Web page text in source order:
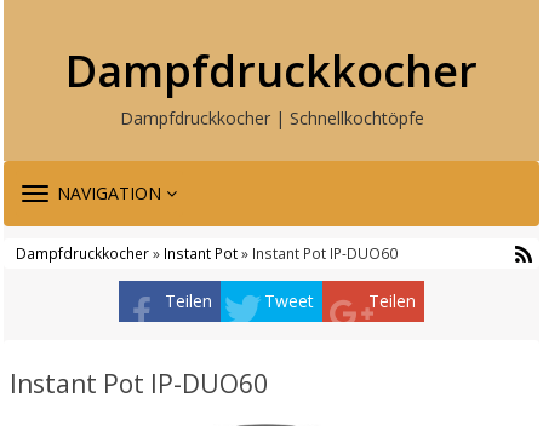
Dampfdruckkocher
Dampfdruckkocher | Schnellkochtöpfe
TOGGLE
NAVIGATION
Dampfdruckkocher» Instant Pot» Instant Pot IP-DUO60
Teilen Tweet Teilen
Instant Pot IP-DUO60